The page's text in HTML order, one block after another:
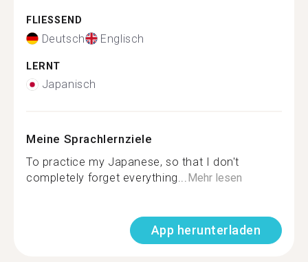
FLIESSEND
Deutsch Englisch
LERNT
Japanisch
Meine Sprachlernziele
To practice my Japanese, so that I don't
completely forget everything...Mehr lesen
App herunterladen